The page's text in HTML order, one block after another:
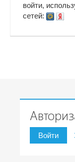
войти,
сетей:
Войти